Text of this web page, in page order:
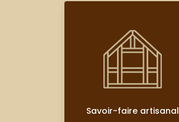
Savoir-faire artisanal